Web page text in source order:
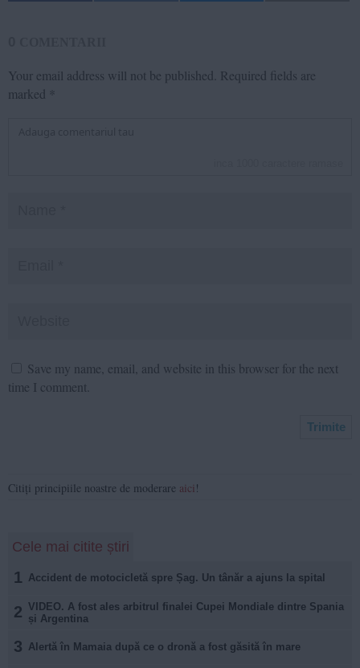
Your email address will not be published. Required fields are
marked *
Save my name, email, and website in this browser for the next
time I comment.
Citiți principiile noastre de moderare aici !
Cele mai citite știri
1 Accident de motocicletă spre Șag. Un tânăr a ajuns la spital
2 VIDEO. A fost ales arbitrul finalei Cupei Mondiale dintre Spania
și Argentina
3 Alertă în Mamaia după ce o dronă a fost găsită în mare